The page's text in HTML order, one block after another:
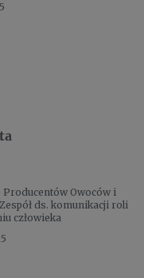
Owoców i
ds. komunikacji roli
człowieka